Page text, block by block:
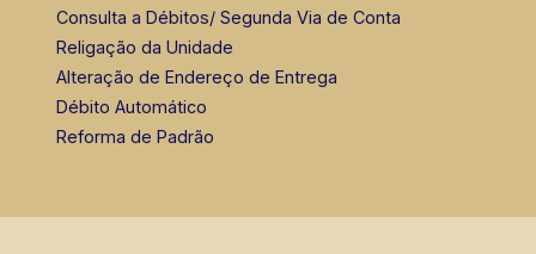
Consulta a Débitos/ Segunda Via de Conta
Religação da Unidade
Alteração de Endereço de Entrega
Débito Automático
Reforma de Padrão